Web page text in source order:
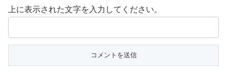
上に表示された文字を入力してください。